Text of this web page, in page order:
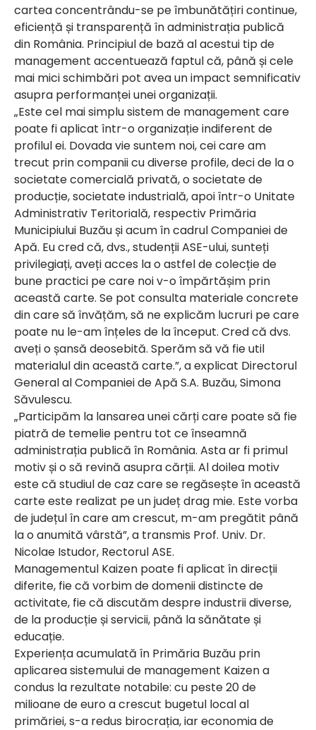
cartea concentrându-se pe îmbunătățiri continue,
eficiență și transparență în administrația publică
din România. Principiul de bază al acestui tip de
management accentuează faptul că, până și cele
mai mici schimbări pot avea un impact semnificativ
asupra performanței unei organizații.
„Este cel mai simplu sistem de management care
poate fi aplicat într-o organizație indiferent de
profilul ei. Dovada vie suntem noi, cei care am
trecut prin companii cu diverse profile, deci de la o
societate comercială privată, o societate de
producție, societate industrială, apoi într-o Unitate
Administrativ Teritorială, respectiv Primăria
Municipiului Buzău și acum în cadrul Companiei de
Apă. Eu cred că, dvs., studenții ASE-ului, sunteți
privilegiați, aveți acces la o astfel de colecție de
bune practici pe care noi v-o împărtășim prin
această carte. Se pot consulta materiale concrete
din care să învățăm, să ne explicăm lucruri pe care
poate nu le-am înțeles de la început. Cred că dvs.
aveți o șansă deosebită. Sperăm să vă fie util
materialul din această carte.”, a explicat Directorul
General al Companiei de Apă S.A. Buzău, Simona
Săvulescu.
„Participăm la lansarea unei cărți care poate să fie
piatră de temelie pentru tot ce înseamnă
administrația publică în România. Asta ar fi primul
motiv și o să revină asupra cărții. Al doilea motiv
este că studiul de caz care se regăsește în această
carte este realizat pe un județ drag mie. Este vorba
de județul în care am crescut, m-am pregătit până
la o anumită vârstă”, a transmis Prof. Univ. Dr.
Nicolae Istudor, Rectorul ASE.
Managementul Kaizen poate fi aplicat în direcții
diferite, fie că vorbim de domenii distincte de
activitate, fie că discutăm despre industrii diverse,
de la producție și servicii, până la sănătate și
educație.
Experiența acumulată în Primăria Buzău prin
aplicarea sistemului de management Kaizen a
condus la rezultate notabile: cu peste 20 de
milioane de euro a crescut bugetul local al
primăriei, s-a redus birocrația, iar economia de